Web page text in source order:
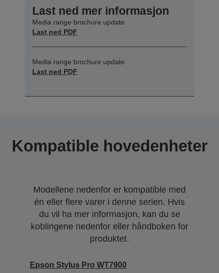
Last ned mer informasjon
Media range brochure update
Last ned PDF
Media range brochure update
Last ned PDF
Kompatible hovedenheter
Modellene nedenfor er kompatible med
én eller flere varer i denne serien. Hvis
du vil ha mer informasjon, kan du se
koblingene nedenfor eller håndboken for
produktet.
Epson Stylus Pro WT7900